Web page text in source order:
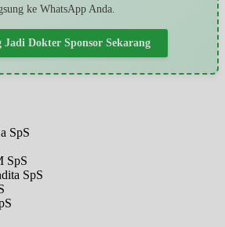
ke WhatsApp Anda.
Jadi Dokter Sponsor Sekarang
SpS
SpS
SpS